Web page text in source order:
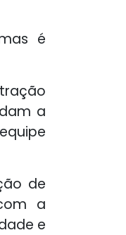
é
a
de
a
e